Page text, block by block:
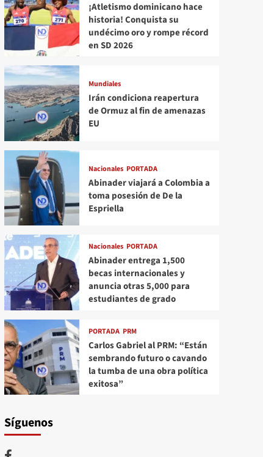
¡Atletismo dominicano hace
historia! Conquista su
undécimo oro y rompe récord
en SD 2026
Mundiales
Irán condiciona reapertura
de Ormuz al fin de amenazas
EU
Nacionales PORTADA
Abinader viajará a Colombia a
toma posesión de De la
Espriella
Nacionales PORTADA
Abinader entrega 1,500
becas internacionales y
anuncia otras 5,000 para
estudiantes de grado
PORTADA PRM
Carlos Gabriel al PRM: “Están
sembrando futuro o cavando
la tumba de una obra política
exitosa”
Síguenos